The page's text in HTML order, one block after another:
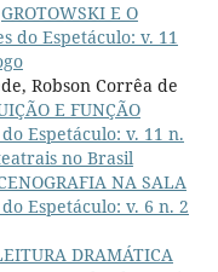
GROTOWSKI E O
do Espetáculo: v. 11
Robson Corrêa de
E FUNÇÃO
Espetáculo: v. 11 n.
no Brasil
NA SALA
Espetáculo: v. 6 n. 2
DRAMÁTICA